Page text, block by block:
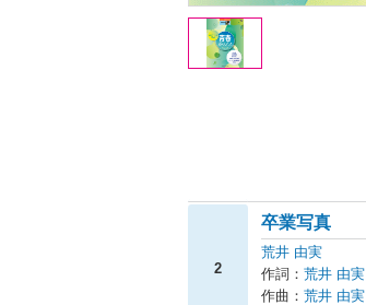
2
卒業写真
荒井 由実
作詞： 荒井 由実
作曲： 荒井 由実